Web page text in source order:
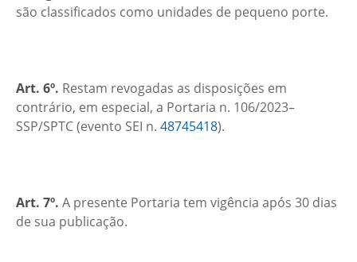
são classificados como unidades de pequeno porte.
Art. 6º. Restam revogadas as disposições em
contrário, em especial, a Portaria n. 106/2023–
SSP/SPTC (evento SEI n. 48745418).
Art. 7º. A presente Portaria tem vigência após 30 dias
de sua publicação.